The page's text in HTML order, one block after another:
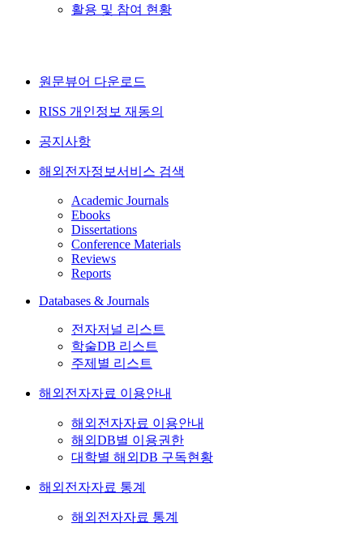
활용 및 참여 현황
원문뷰어 다운로드
RISS 개인정보 재동의
공지사항
해외전자정보서비스 검색
Academic Journals
Ebooks
Dissertations
Conference Materials
Reviews
Reports
Databases & Journals
전자저널 리스트
학술DB 리스트
주제별 리스트
해외전자자료 이용안내
해외전자자료 이용안내
해외DB별 이용권한
대학별 해외DB 구독현황
해외전자자료 통계
해외전자자료 통계